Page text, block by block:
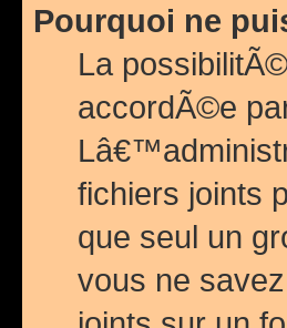
Pourquoi ne
La
accordÃ©e
fichiers joints
que seul un
vous ne